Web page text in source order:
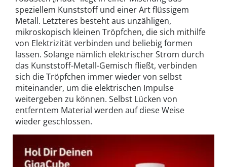
speziellem Kunststoff und einer Art flüssigem
Metall. Letzteres besteht aus unzähligen,
mikroskopisch kleinen Tröpfchen, die sich mithilfe
von Elektrizität verbinden und beliebig formen
lassen. Solange nämlich elektrischer Strom durch
das Kunststoff-Metall-Gemisch fließt, verbinden
sich die Tröpfchen immer wieder von selbst
miteinander, um die elektrischen Impulse
weitergeben zu können. Selbst Lücken von
entferntem Material werden auf diese Weise
wieder geschlossen.